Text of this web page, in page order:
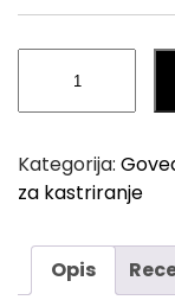
Kliješta
za
21.5cm
220g
Kategorija:
za kastriranje
Opis